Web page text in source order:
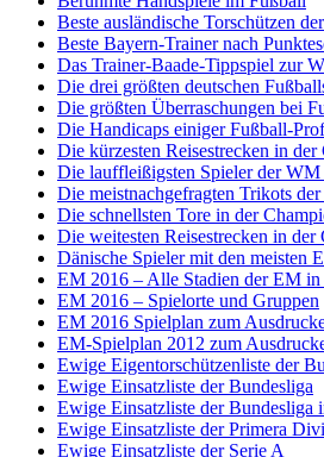
Beste ausländische Torschützen
Beste Bayern-Trainer nach
Das Trainer-Baade-Tippspiel zur
Die drei größten deutschen
Die größten Überraschungen bei
Die Handicaps einiger Fußball-
Die kürzesten Reisestrecken in
Die lauffleißigsten Spieler der WM
Die meistnachgefragten Trikots
Die schnellsten Tore in der
Die weitesten Reisestrecken in der
Dänische Spieler mit den meisten
EM 2016 – Alle Stadien der EM in
EM 2016 – Spielorte und Gruppen
EM 2016 Spielplan zum
EM-Spielplan 2012 zum
Ewige Eigentorschützenliste der
Ewige Einsatzliste der Bundesliga
Ewige Einsatzliste der Bundesliga
Ewige Einsatzliste der Primera
Ewige Einsatzliste der Serie A